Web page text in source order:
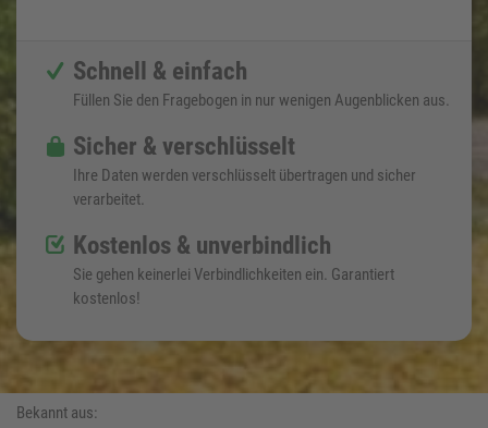
Schnell & einfach
Füllen Sie den Fragebogen in nur wenigen Augenblicken aus.
Sicher & verschlüsselt
Ihre Daten werden verschlüsselt übertragen und sicher
verarbeitet.
Kostenlos & unverbindlich
Sie gehen keinerlei Verbindlichkeiten ein. Garantiert
kostenlos!
Bekannt aus: